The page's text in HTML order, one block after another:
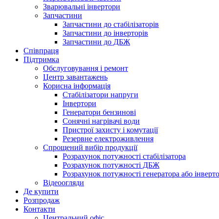
Зварювальні інвертори
Запчастини
Запчастини до стабілізаторів
Запчастини до інверторів
Запчастини до ДБЖ
Співпраця
Підтримка
Обслуговування і ремонт
Центр завантажень
Корисна інформація
Стабілізатори напруги
Інвертори
Генератори бензинові
Сонячні нагрівачі води
Пристрої захисту і комутації
Резервне електроживлення
Спрощений вибір продукції
Розрахунок потужності стабілізатора
Розрахунок потужності ДБЖ
Розрахунок потужності генератора або
Відеоогляди
Де купити
Розпродаж
Контакти